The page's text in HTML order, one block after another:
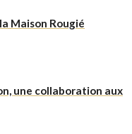
Maison Rougié
une collaboration aux